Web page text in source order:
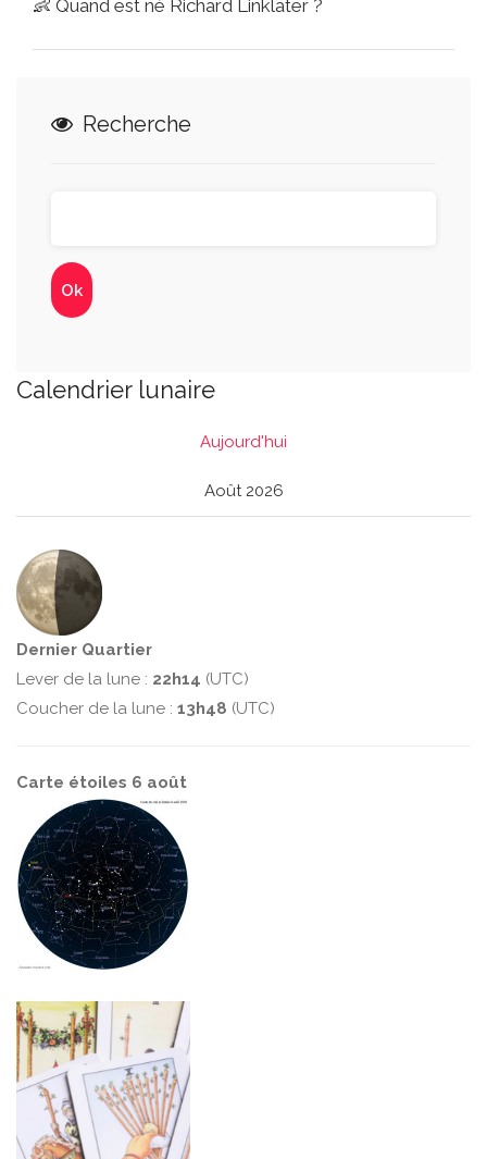
👶 Quand est né Richard Linklater ?
Recherche
Calendrier lunaire
Aujourd'hui
Août 2026
Dernier Quartier
Lever de la lune : 22h14 (UTC)
Coucher de la lune : 13h48 (UTC)
Carte étoiles 6 août